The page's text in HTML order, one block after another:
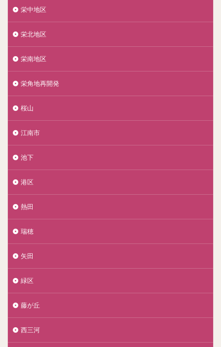
栄中地区
栄北地区
栄南地区
栄角地再開発
桜山
江南市
池下
港区
熱田
瑞穂
矢田
緑区
藤が丘
西三河